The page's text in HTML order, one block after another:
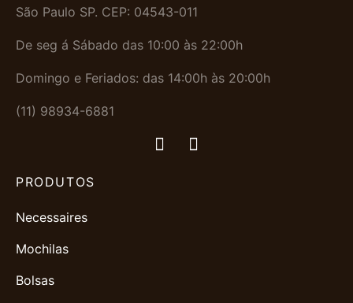
São Paulo SP. CEP: 04543-011
De seg á Sábado das 10:00 às 22:00h
Domingo e Feriados: das 14:00h às 20:00h
(11) 98934-6881
PRODUTOS
Necessaires
Mochilas
Bolsas